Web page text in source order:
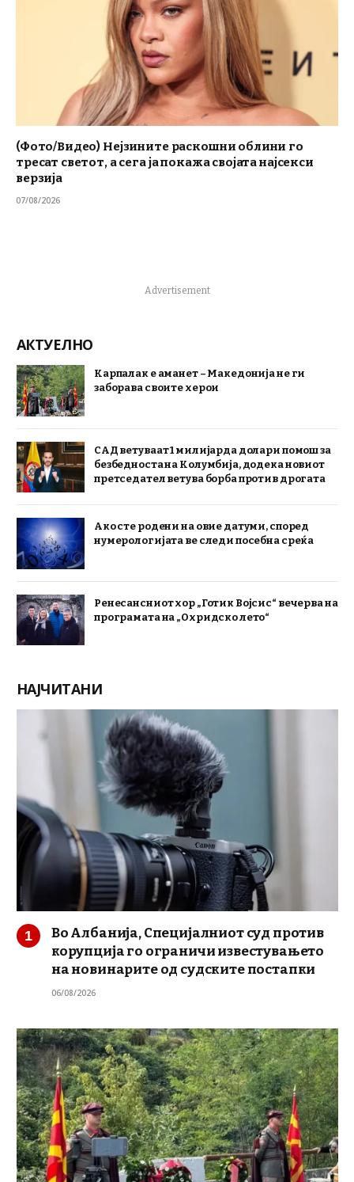
(Фото/Видео) Нејзините раскошни облини го
тресат светот, а сега ја покажа својата најсекси
верзија
07/08/2026
Advertisement
АКТУЕЛНО
Карпалак е аманет – Македонија не ги
заборава своите херои
САД ветуваат 1 милијарда долари помош за
безбедноста на Колумбија, додека новиот
претседател ветува борба против дрогата
Ако сте родени на овие датуми, според
нумерологијата ве следи посебна среќа
Ренесансниот хор „Готик Војсис“ вечерва на
програмата на „Охридско лето“
НАЈЧИТАНИ
Во Албанија, Специјалниот суд против
корупција го ограничи известувањето
на новинарите од судските постапки
06/08/2026